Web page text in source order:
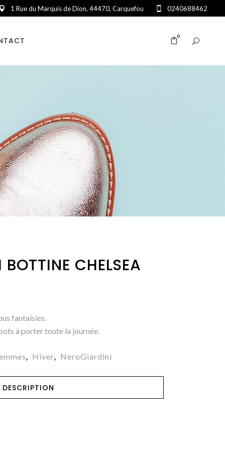
1 Rue du Marquis de Dion, 44470, Carquefou 0240688462
0
CHELSEA
fantaisies.
à porter toute la journée.
, Hiver, NeroGiardini
DESCRIPTION